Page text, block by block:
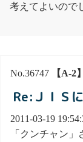
考えてよいので
No.36747 【A-2】
Re:ＪＩＳ
2011-03-19
「クンチャン」